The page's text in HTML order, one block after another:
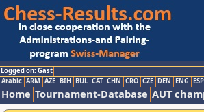
Logged on: Gast
Arabic ARM AZE BIH BUL CAT CHN CRO CZE DEN ENG ESP
Home Tournament-Database AUT